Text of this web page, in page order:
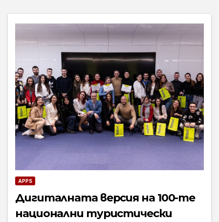
APPS
Дигиталната версия на 100-те
национални туристически